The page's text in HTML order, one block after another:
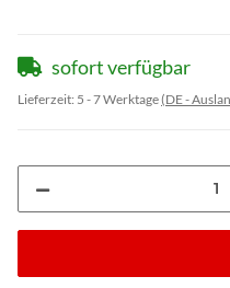
sofort verfügbar
Lieferzeit: 5 - 7 Werktage(DE -